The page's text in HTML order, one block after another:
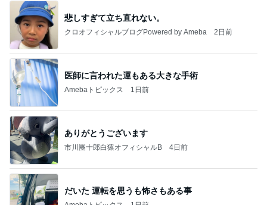
悲しすぎて立ち直れない。
クロオフィシャルブログPowered by Ameba 2日前
医師に言われた運もある大きな手術
Amebaトピックス 1日前
ありがとうございます
市川團十郎白猿オフィシャルB 4日前
だいた 運転を思うも怖さもある事